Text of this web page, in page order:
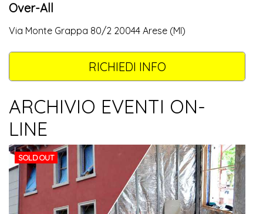
Over-All
Via Monte Grappa 80/2 20044 Arese (MI)
RICHIEDI INFO
ARCHIVIO EVENTI ON-
LINE
SOLD OUT